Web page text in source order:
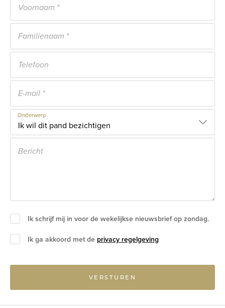
Onderwerp
Ik schrijf mij in voor de wekelijkse nieuwsbrief op zondag.
Ik ga akkoord met de privacy regelgeving
VERSTUREN